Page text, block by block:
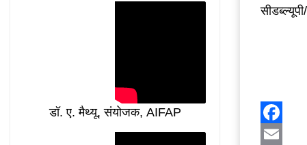
Facebook
डॉ. ए. मैथ्यू, संयोजक, AIFAP